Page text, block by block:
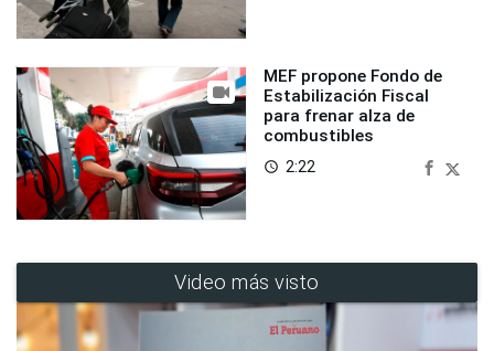
MEF propone Fondo de
Estabilización Fiscal
para frenar alza de
combustibles
access_time 2:22
Video más visto